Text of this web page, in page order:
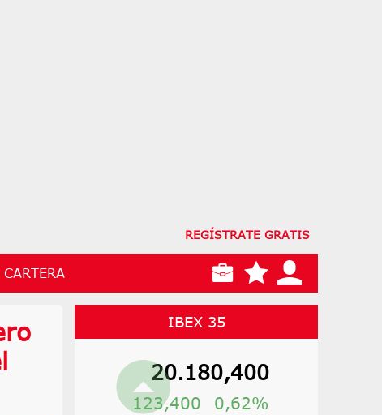
REGÍSTRATE GRATIS
IBEX 35
20.180,400
123,400 0,62%